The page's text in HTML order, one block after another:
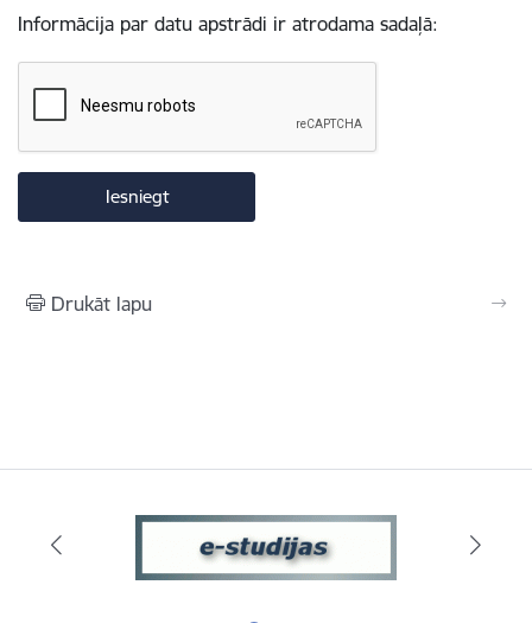
Informācija par datu apstrādi ir atrodama sadaļā:
Drukāt lapu